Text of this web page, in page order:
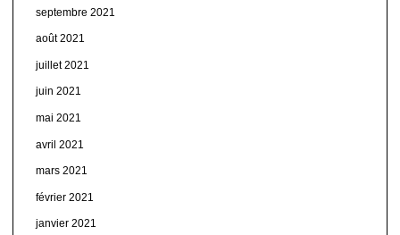
septembre 2021
août 2021
juillet 2021
juin 2021
mai 2021
avril 2021
mars 2021
février 2021
janvier 2021